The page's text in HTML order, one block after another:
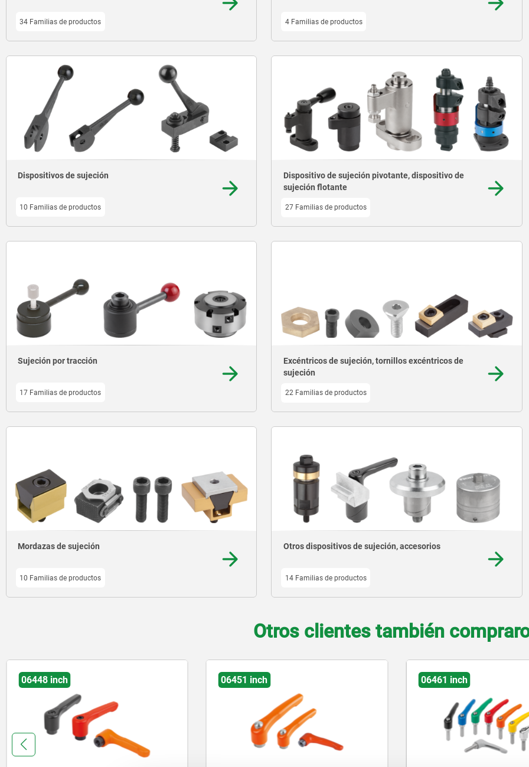
34 Familias de productos 4 Familias de productos
Dispositivos de sujeción
10 Familias de productos
Dispositivo de sujeción pivotante, dispositivo de
sujeción flotante
27 Familias de productos
Sujeción por tracción
17 Familias de productos
Excéntricos de sujeción, tornillos excéntricos de
sujeción
22 Familias de productos
Mordazas de sujeción
10 Familias de productos
Otros dispositivos de sujeción, accesorios
14 Familias de productos
Otros clientes también
06451 inch 06461 inch 06390 inch